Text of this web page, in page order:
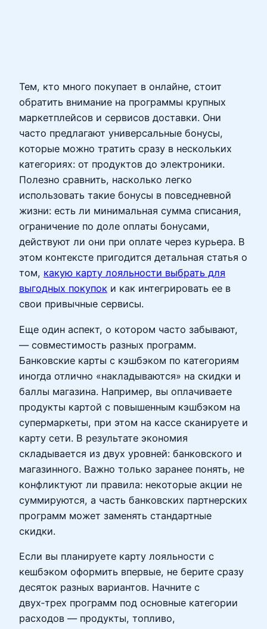
Тем, кто много покупает в онлайне, стоит
обратить внимание на программы крупных
маркетплейсов и сервисов доставки. Они
часто предлагают универсальные бонусы,
которые можно тратить сразу в нескольких
категориях: от продуктов до электроники.
Полезно сравнить, насколько легко
использовать такие бонусы в повседневной
жизни: есть ли минимальная сумма списания,
ограничение по доле оплаты бонусами,
действуют ли они при оплате через курьера. В
этом контексте пригодится детальная статья о
том, какую карту лояльности выбрать для
выгодных покупок и как интегрировать ее в
свои привычные сервисы.
Еще один аспект, о котором часто забывают,
— совместимость разных программ.
Банковские карты с кэшбэком по категориям
иногда отлично «накладываются» на скидки и
баллы магазина. Например, вы оплачиваете
продукты картой с повышенным кэшбэком на
супермаркеты, при этом на кассе сканируете и
карту сети. В результате экономия
складывается из двух уровней: банковского и
магазинного. Важно только заранее понять, не
конфликтуют ли правила: некоторые акции не
суммируются, а часть банковских партнерских
программ может заменять стандартные
скидки.
Если вы планируете карту лояльности с
кешбэком оформить впервые, не берите сразу
десяток разных вариантов. Начните с
двух‑трех программ под основные категории
расходов — продукты, топливо,